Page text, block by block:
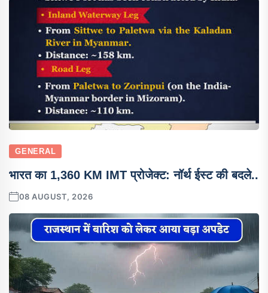
GENERAL
भारत का 1,360 KM IMT प्रोजेक्ट: नॉर्थ ईस्ट की बदले..
08 AUGUST, 2026